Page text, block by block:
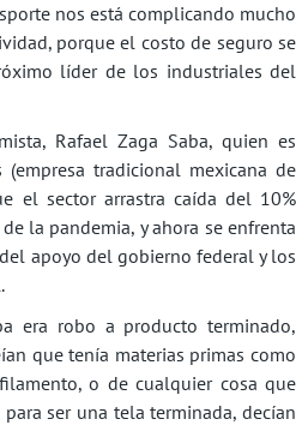
nos está complicando mucho
porque el costo de seguro se
líder de los industriales del
Rafael Zaga Saba, quien es
tradicional mexicana de
el sector arrastra caída del 10%
la pandemia, y ahora se enfrenta
apoyo del gobierno federal y los
era robo a producto terminado,
que tenía materias primas como
o de cualquier cosa que
ser una tela terminada, decían